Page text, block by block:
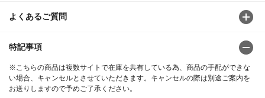
よくあるご質問
特記事項
※こちらの商品は複数サイトで在庫を共有している為、商品の手配ができな
い場合、キャンセルとさせていただきます。キャンセルの際は別途ご案内を
お送りしますので予めご了承ください。